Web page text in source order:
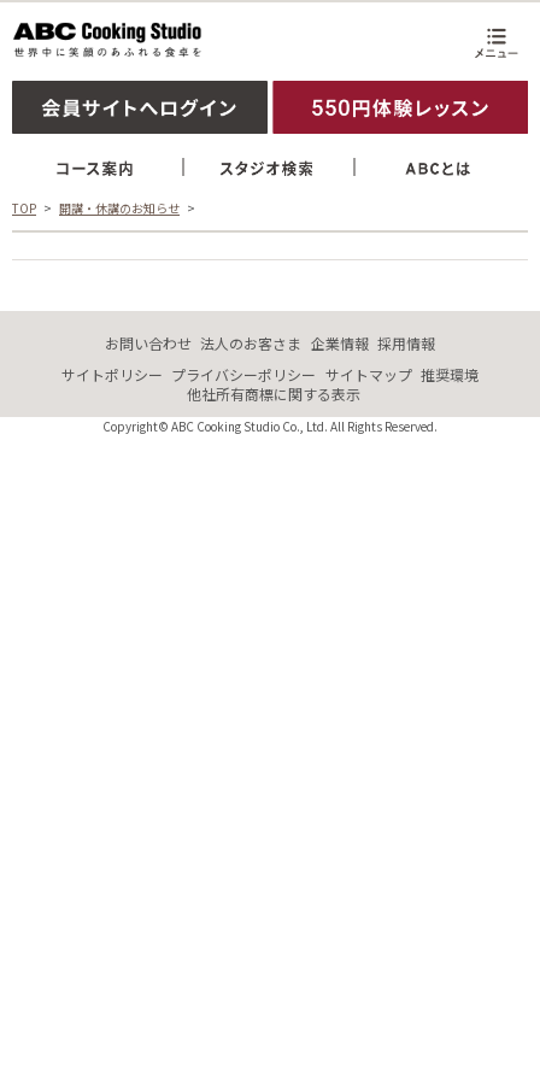
TOP 開講・休講のお知らせ
お問い合わせ 法人のお客さま 企業情報 採用情報
サイトポリシー プライバシーポリシー サイトマップ 推奨環境
他社所有商標に関する表示
Copyright© ABC Cooking Studio Co., Ltd. All Rights Reserved.